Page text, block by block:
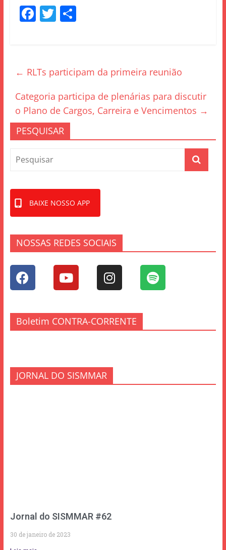
F
b
o
o
k
T S
← RLTs participam da primeira reunião
Categoria participa de plenárias para discutir
o Plano de Cargos, Carreira e Vencimentos →
PESQUISAR
BAIXE NOSSO APP
NOSSAS REDES SOCIAIS
Boletim CONTRA-CORRENTE
JORNAL DO SISMMAR
Jornal do SISMMAR #62
30 de janeiro de 2023